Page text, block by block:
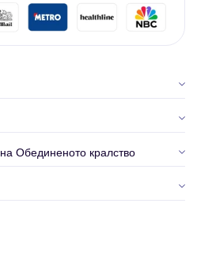
Обединеното кралство